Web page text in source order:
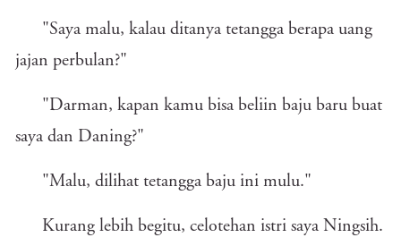
"Saya malu, kalau ditanya tetangga berapa uang
jajan perbulan?"
"Darman, kapan kamu bisa beliin baju baru buat
saya dan Daning?"
"Malu, dilihat tetangga baju ini mulu."
Kurang lebih begitu, celotehan istri saya Ningsih.